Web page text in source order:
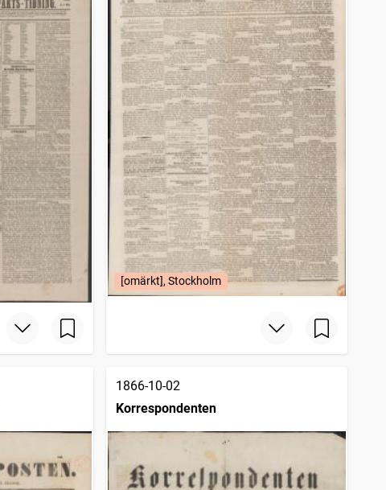
[omärkt], Stockholm
1866-10-02
Korrespondenten